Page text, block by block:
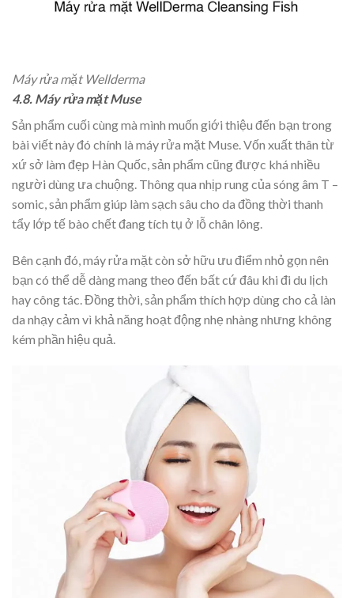
Máy rửa mặt Wellderma
4.8. Máy rửa mặt Muse
Sản phẩm cuối cùng mà mình muốn giới thiệu đến bạn trong
bài viết này đó chính là máy rửa mặt Muse. Vốn xuất thân từ
xứ sở làm đẹp Hàn Quốc, sản phẩm cũng được khá nhiều
người dùng ưa chuộng. Thông qua nhịp rung của sóng âm T –
somic, sản phẩm giúp làm sạch sâu cho da đồng thời thanh
tẩy lớp tế bào chết đang tích tụ ở lỗ chân lông.
Bên cạnh đó, máy rửa mặt còn sở hữu ưu điểm nhỏ gọn nên
bạn có thể dễ dàng mang theo đến bất cứ đâu khi đi du lịch
hay công tác. Đồng thời, sản phẩm thích hợp dùng cho cả làn
da nhạy cảm vì khả năng hoạt động nhẹ nhàng nhưng không
kém phần hiệu quả.